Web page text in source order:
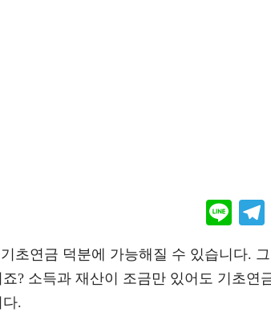
Li
초연금 덕분에 가능해질 수 있습니다.
? 소득과 재산이 조금만 있어도 기초연
.